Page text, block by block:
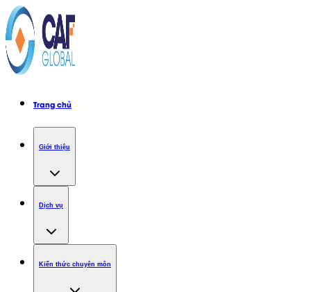
Trang chủ
Giới thiệu
Dịch vụ
Kiến thức chuyên môn